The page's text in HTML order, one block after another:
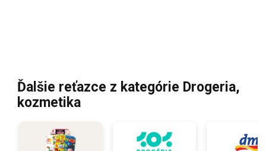
Ďalšie reťazce z kategórie Drogeria,
kozmetika